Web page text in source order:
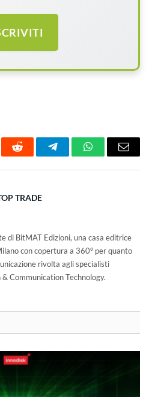
Reddit TelegramWhatsAppEmail
TRADE
di BitMAT Edizioni, una casa editrice
con copertura a 360° per quanto
rivolta agli specialisti
Communication Technology.